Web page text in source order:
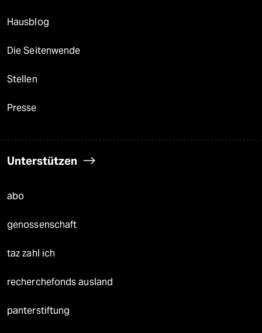
Hausblog
Die Seitenwende
Stellen
Presse
Unterstützen
abo
genossenschaft
taz zahl ich
recherchefonds ausland
panterstiftung